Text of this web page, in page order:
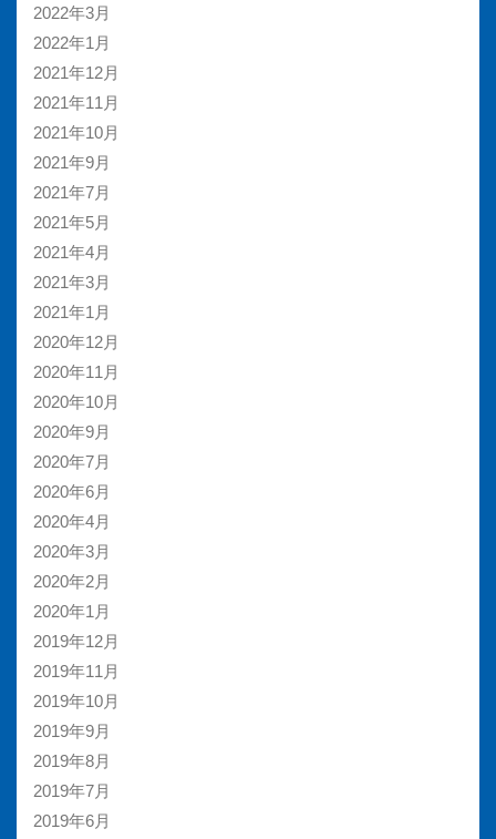
2022年3月
2022年1月
2021年12月
2021年11月
2021年10月
2021年9月
2021年7月
2021年5月
2021年4月
2021年3月
2021年1月
2020年12月
2020年11月
2020年10月
2020年9月
2020年7月
2020年6月
2020年4月
2020年3月
2020年2月
2020年1月
2019年12月
2019年11月
2019年10月
2019年9月
2019年8月
2019年7月
2019年6月